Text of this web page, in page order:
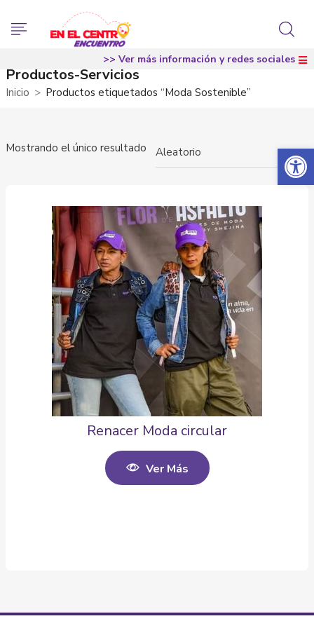
Abrir
Productos-Servicios
Inicio Productos etiquetados “Moda Sostenible”
>> Ver más información y redes sociales
Mostrando el único resultado ×
Aleatorio
Renacer Moda circular
Ver Más